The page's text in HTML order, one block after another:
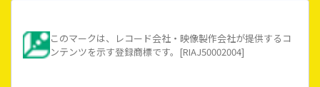
このマークは、レコード会社・映像製作会社が提供するコ
ンテンツを示す登録商標です。[RIAJ50002004]